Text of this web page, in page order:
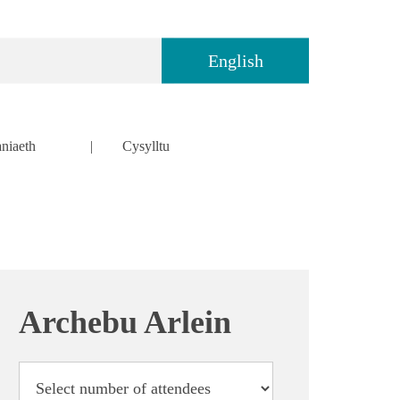
English
Cysylltu
Archebu Arlein